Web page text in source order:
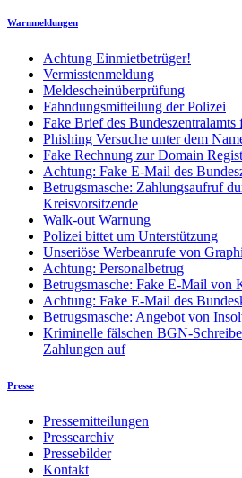
Warnmeldungen
Achtung Einmietbetrüger!
Vermisstenmeldung
Meldescheinüberprüfung
Fahndungsmitteilung der Polizei
Fake Brief des Bundeszentralamts
Phishing Versuche unter dem
Fake Rechnung zur Domain
Achtung: Fake E-Mail des
Betrugsmasche: Zahlungsaufruf
Kreisvorsitzende
Walk-out Warnung
Polizei bittet um Unterstützung
Unseriöse Werbeanrufe von
Achtung: Personalbetrug
Betrugsmasche: Fake E-Mail von
Achtung: Fake E-Mail des
Betrugsmasche: Angebot von
Kriminelle fälschen BGN-
Zahlungen auf
Presse
Pressemitteilungen
Pressearchiv
Pressebilder
Kontakt